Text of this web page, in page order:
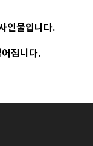
인물입니다.
집니다.